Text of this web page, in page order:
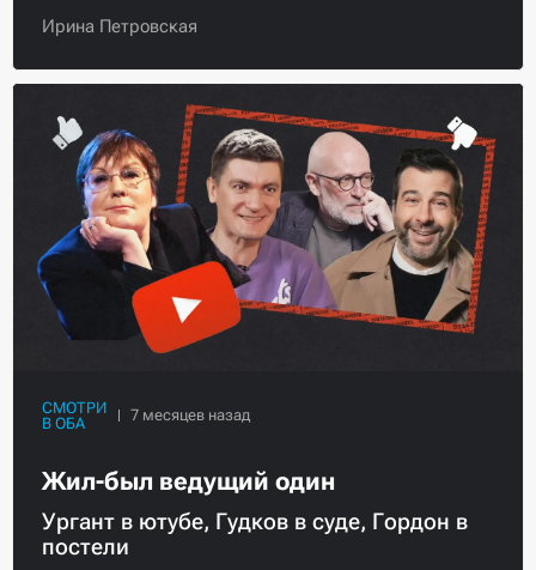
Ирина Петровская
СМОТРИ
В ОБА
Жил-был ведущий один
Ургант в ютубе, Гудков в суде, Гордон в
постели